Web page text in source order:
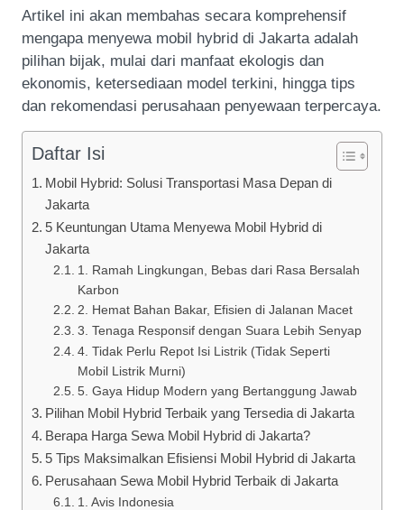
Artikel ini akan membahas secara komprehensif
mengapa menyewa mobil hybrid di Jakarta adalah
pilihan bijak, mulai dari manfaat ekologis dan
ekonomis, ketersediaan model terkini, hingga tips
dan rekomendasi perusahaan penyewaan terpercaya.
Daftar Isi
Mobil Hybrid: Solusi Transportasi Masa Depan di
Jakarta
5 Keuntungan Utama Menyewa Mobil Hybrid di
Jakarta
1. Ramah Lingkungan, Bebas dari Rasa Bersalah
Karbon
2. Hemat Bahan Bakar, Efisien di Jalanan Macet
3. Tenaga Responsif dengan Suara Lebih Senyap
4. Tidak Perlu Repot Isi Listrik (Tidak Seperti
Mobil Listrik Murni)
5. Gaya Hidup Modern yang Bertanggung Jawab
Pilihan Mobil Hybrid Terbaik yang Tersedia di Jakarta
Berapa Harga Sewa Mobil Hybrid di Jakarta?
5 Tips Maksimalkan Efisiensi Mobil Hybrid di Jakarta
Perusahaan Sewa Mobil Hybrid Terbaik di Jakarta
1. Avis Indonesia